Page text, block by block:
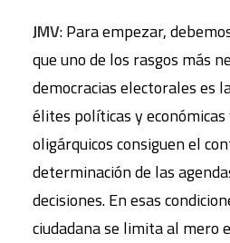
JMV: Para empezar,
que uno de los rasgos más
democracias electorales es
élites políticas y
oligárquicos consiguen el
determinación de las
decisiones. En esas
ciudadana se limita al mero